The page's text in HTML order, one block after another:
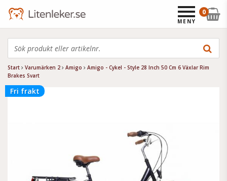
Start Varumärken 2 Amigo
Amigo - Cykel - Style 28 Inch 50 Cm 6 Växlar Rim
Brakes Svart
Fri frakt
0
MENY